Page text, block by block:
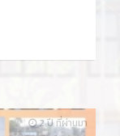
ลานหน้าโรง